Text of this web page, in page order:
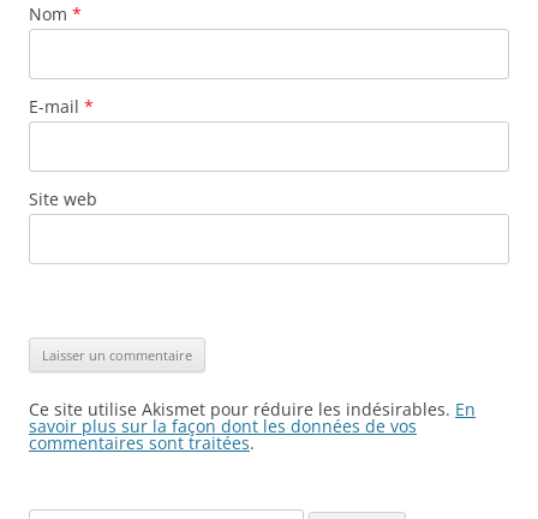
Nom *
E-mail *
Site web
Ce site utilise Akismet pour réduire les indésirables. En
savoir plus sur la façon dont les données de vos
commentaires sont traitées.